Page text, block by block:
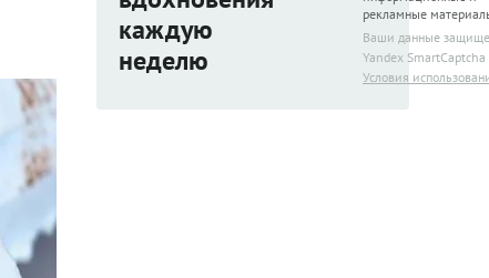
каждую
неделю
рекламные
Ваши данные
Yandex SmartCaptcha
Условия